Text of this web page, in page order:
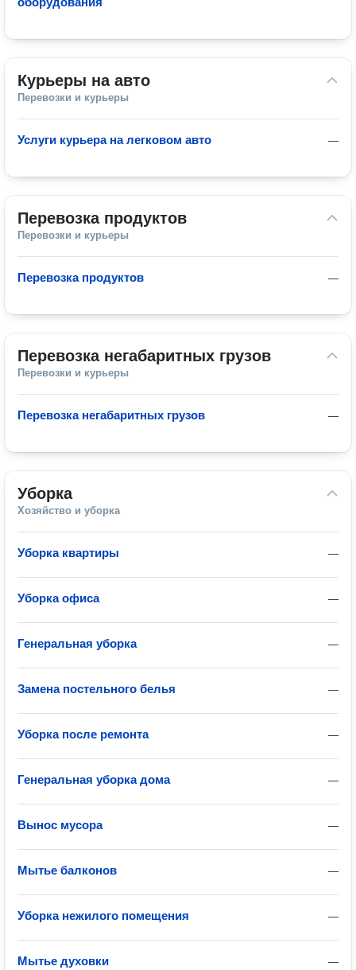
Курьеры на авто
Перевозки и курьеры
—
Услуги курьера на легковом авто
Перевозка продуктов
Перевозки и курьеры
—
Перевозка продуктов
Перевозка негабаритных грузов
Перевозки и курьеры
—
Перевозка негабаритных грузов
Уборка
Хозяйство и уборка
—
Уборка квартиры
—
Уборка офиса
—
Генеральная уборка
—
Замена постельного белья
—
Уборка после ремонта
—
Генеральная уборка дома
—
Вынос мусора
—
Мытье балконов
—
Уборка нежилого помещения
—
Мытье духовки